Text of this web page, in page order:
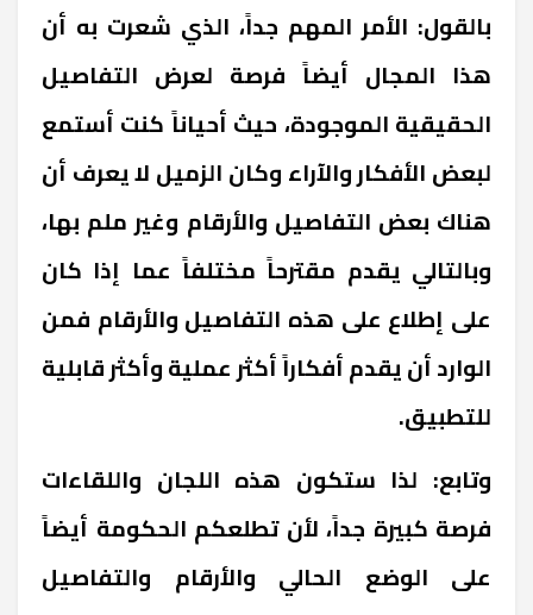
بالقول: الأمر المهم جداً، الذي شعرت به أن
هذا المجال أيضاً فرصة لعرض التفاصيل
الحقيقية الموجودة، حيث أحياناً كنت أستمع
لبعض الأفكار والآراء وكان الزميل لا يعرف أن
هناك بعض التفاصيل والأرقام وغير ملم بها،
وبالتالي يقدم مقترحاً مختلفاً عما إذا كان
على إطلاع على هذه التفاصيل والأرقام فمن
الوارد أن يقدم أفكاراً أكثر عملية وأكثر قابلية
للتطبيق.
وتابع: لذا ستكون هذه اللجان واللقاءات
فرصة كبيرة جداً، لأن تطلعكم الحكومة أيضاً
على الوضع الحالي والأرقام والتفاصيل